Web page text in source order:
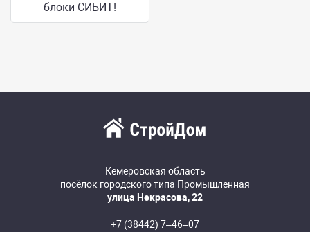
блоки СИБИТ!
Кемеровская область
посёлок городского типа Промышленная
улица Некрасова, 22
+7 (38442) 7‒46‒07